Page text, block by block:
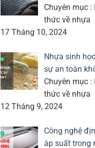
Chuyên mục :
thức về nhựa
17 Tháng 10, 2024
Nhựa sinh
sự an toàn
Chuyên mục :
thức về nhựa
12 Tháng 9, 2024
Công nghệ
áp suất trong